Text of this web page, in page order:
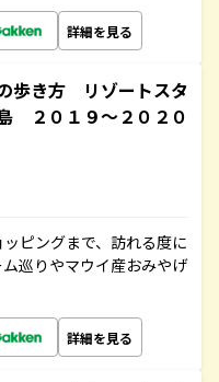
詳細を見る
歩き方 リゾートスタ
２０１９～２０２０
ピングまで、訪れる度に
巡りやマウイ産おみやげ
詳細を見る